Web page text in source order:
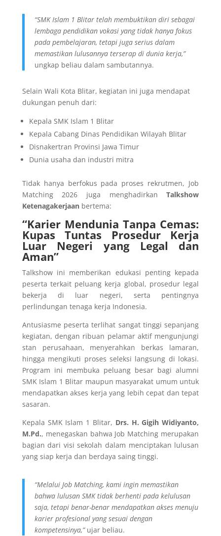
“SMK Islam 1 Blitar telah membuktikan diri sebagai
lembaga pendidikan vokasi yang tidak hanya fokus
pada pembelajaran, tetapi juga serius dalam
memastikan lulusannya terserap di dunia kerja,”
ungkap beliau dalam sambutannya.
Selain Wali Kota Blitar, kegiatan ini juga mendapat
dukungan penuh dari:
Kepala SMK Islam 1 Blitar
Kepala Cabang Dinas Pendidikan Wilayah Blitar
Disnakertran Provinsi Jawa Timur
Dunia usaha dan industri mitra
Tidak hanya berfokus pada proses rekrutmen, Job
Matching 2026 juga menghadirkanTalkshow
Ketenagakerjaanbertema:
“Karier Mendunia Tanpa Cemas:
Kupas Tuntas Prosedur Kerja
Luar Negeri yang Legal dan
Aman”
Talkshow ini memberikan edukasi penting kepada
peserta terkait peluang kerja global, prosedur legal
bekerja di luar negeri, serta pentingnya
perlindungan tenaga kerja Indonesia.
Antusiasme peserta terlihat sangat tinggi sepanjang
kegiatan, dengan ribuan pelamar aktif mengunjungi
stan perusahaan, menyerahkan berkas lamaran,
hingga mengikuti proses seleksi langsung di lokasi.
Program ini membuka peluang besar bagi alumni
SMK Islam 1 Blitar maupun masyarakat umum untuk
mendapatkan akses kerja yang lebih cepat dan tepat
sasaran.
Kepala SMK Islam 1 Blitar, Drs. H. Gigih Widiyanto,
M.Pd., menegaskan bahwa Job Matching merupakan
bagian dari visi sekolah dalam menciptakan lulusan
yang siap kerja dan berdaya saing tinggi.
“Melalui Job Matching, kami ingin memastikan
bahwa lulusan SMK tidak berhenti pada kelulusan
saja, tetapi benar-benar mendapatkan akses menuju
karier profesional yang sesuai dengan
kompetensinya,”ujar beliau.